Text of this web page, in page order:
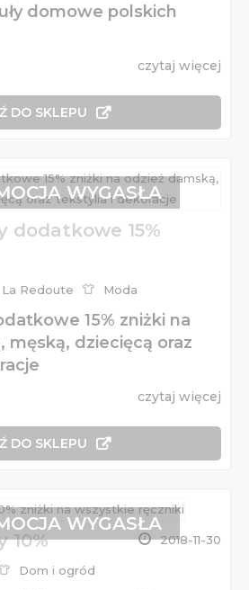
domowe polskich
czytaj więcej
DO SKLEPU
dodatkowe 15%
La Redoute Moda
15% zniżki na
męską, dziecięcą oraz
czytaj więcej
DO SKLEPU
WYGASŁA
10% 2018-11-30
Dom i ogród
WYGASŁA